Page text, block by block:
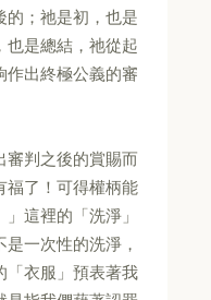
的；祂是初，也是
也是總結，祂從起
作出終極公義的審
審判之後的賞賜而
福了！可得權柄能
這裡的「洗淨」
一次性的洗淨，
「衣服」預表著我